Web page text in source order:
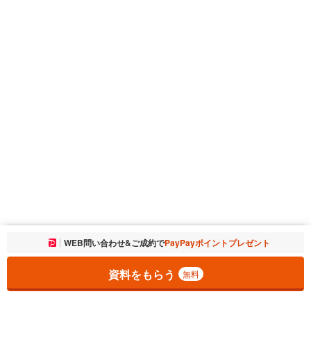
お気に入りに追加しました。 一覧を開く
WEB問い合わせ&ご成約でPayPayポイントプレゼント
資料をもらう 無料